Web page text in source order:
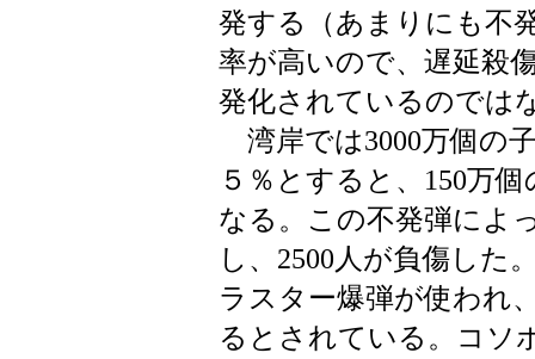
発する（あまりにも不
率が高いので、遅延殺
発化されているのでは
湾岸では3000万個の
５％とすると、150万
なる。この不発弾によ
し、2500人が負傷した
ラスター爆弾が使われ
るとされている。コソ